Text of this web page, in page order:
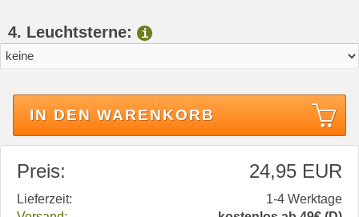
4. Leuchtsterne: i
IN DEN WARENKORB
Preis: 24,95 EUR
Lieferzeit:
1-4 Werktage